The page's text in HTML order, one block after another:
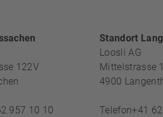
122V
957 10 10
Standort
Loosli AG
Mittelstrasse
4900
Telefon+41